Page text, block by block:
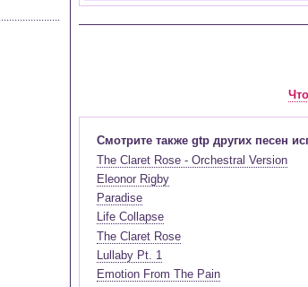
бесплатную версию на руском языке (
Запись музыкальных произведений
в виде табулатур или нотной графики
Создание произведений для духовых,
Создание партий для барабанов и
Интеграция текста песен в ноты и
Встроенный определитель и
Экспортирование музыкальных
к печати;
Импортирование из MIDI,
Виртуальный гитарный гриф,
ноты, проигрываемые в текущий
инструмента с их помощью;
Смотрите также gtp других песен
The Claret Rose - Orchestral Version
Eleonor Rigby
Paradise
Life Collapse
The Claret Rose
Lullaby Pt. 1
Emotion From The Pain